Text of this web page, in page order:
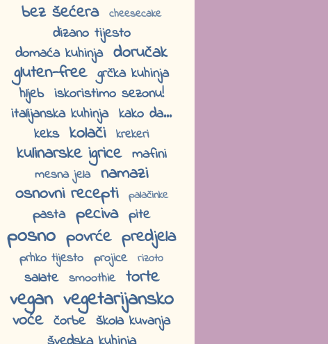
bez šećera cheesecake
dizano tijesto
domaća kuhinja doručak
gluten-free grčka kuhinja
hljeb iskoristimo sezonu!
italijanska kuhinja kako da...
keks kolači krekeri
kulinarske igrice mafini
mesna jela namazi
osnovni recepti
palačinke
pasta peciva pite
posno povrće predjela
prhko tijesto projice rizoto
salate smoothie torte
vegan vegetarijansko
voće čorbe škola kuvanja